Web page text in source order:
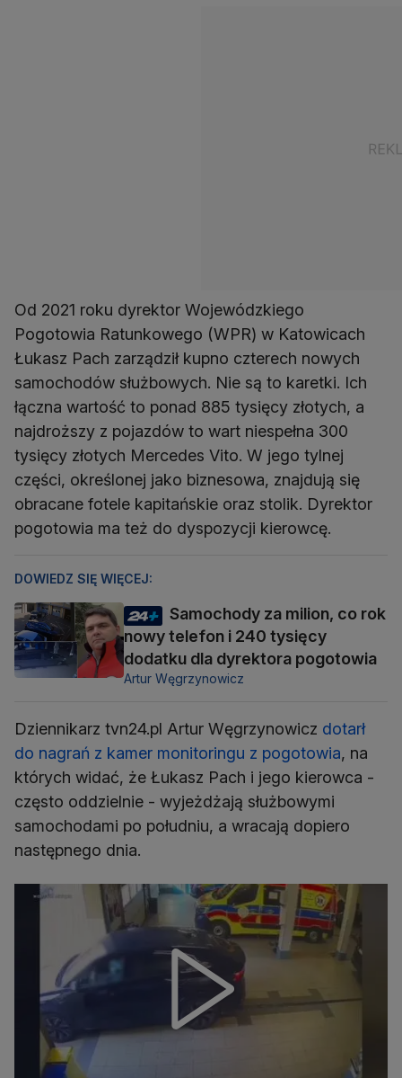
Od 2021 roku dyrektor Wojewódzkiego
Pogotowia Ratunkowego (WPR) w Katowicach
Łukasz Pach zarządził kupno czterech nowych
samochodów służbowych. Nie są to karetki. Ich
łączna wartość to ponad 885 tysięcy złotych, a
najdroższy z pojazdów to wart niespełna 300
tysięcy złotych Mercedes Vito. W jego tylnej
części, określonej jako biznesowa, znajdują się
obracane fotele kapitańskie oraz stolik. Dyrektor
pogotowia ma też do dyspozycji kierowcę.
DOWIEDZ SIĘ WIĘCEJ:
Samochody za milion, co rok
nowy telefon i 240 tysięcy
dodatku dla dyrektora pogotowia
Artur Węgrzynowicz
Dziennikarz tvn24.pl Artur Węgrzynowicz dotarł
do nagrań z kamer monitoringu z pogotowia, na
których widać, że Łukasz Pach i jego kierowca -
często oddzielnie - wyjeżdżają służbowymi
samochodami po południu, a wracają dopiero
następnego dnia.